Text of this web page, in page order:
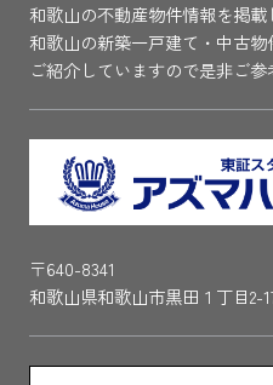
和歌山の不動産物件情報を掲載
和歌山の新築一戸建て・中古
ご紹介していますので是非ご参
〒640-8341
和歌山県和歌山市黒田１丁目2-